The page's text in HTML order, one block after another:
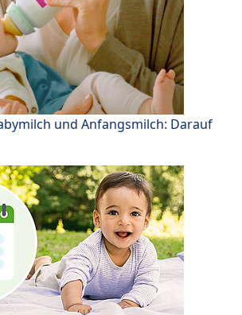
und Anfangsmilch: Darauf